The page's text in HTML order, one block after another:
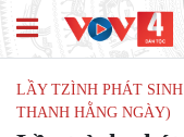
LẦY TZÌNH PHÁT
THANH HẰNG NGÀY)